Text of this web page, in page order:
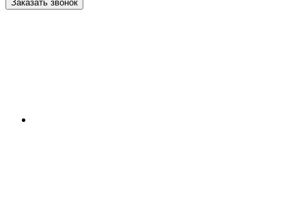
Заказать звонок